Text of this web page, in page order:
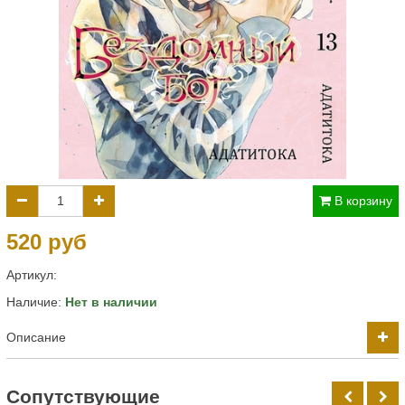
В корзину
520 руб
Артикул:
Наличие: Нет в наличии
Описание
Cопутствующие